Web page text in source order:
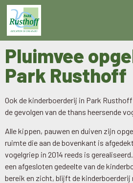
Pluimvee
Park Rusthoff
Ook de kinderboerderij in Park
de gevolgen van de thans heersende
Alle kippen, pauwen en duiven zijn
ruimte die aan de bovenkant is
vogelgriep in 2014 reeds is
een afgesloten gedeelte van de
bereik en zicht, blijft de kinderboerderij